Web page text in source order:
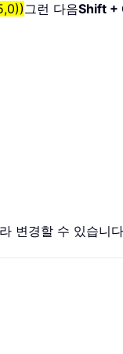
그런 다음Shift +
변경할 수 있습니다